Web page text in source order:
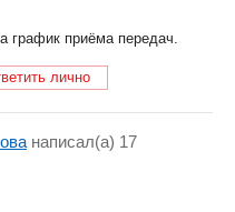
график приёма передач.
лично
написал(a) 17